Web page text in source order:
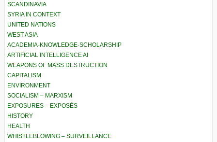
SCANDINAVIA
SYRIA IN CONTEXT
UNITED NATIONS
WEST ASIA
ACADEMIA-KNOWLEDGE-SCHOLARSHIP
ARTIFICIAL INTELLIGENCE AI
WEAPONS OF MASS DESTRUCTION
CAPITALISM
ENVIRONMENT
SOCIALISM – MARXISM
EXPOSURES – EXPOSÉS
HISTORY
HEALTH
WHISTLEBLOWING – SURVEILLANCE